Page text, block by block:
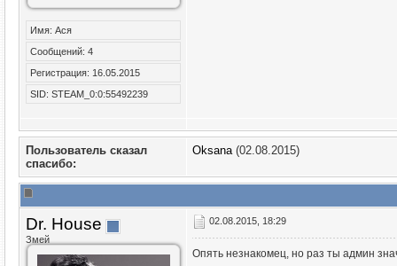
Имя: Ася
Сообщений: 4
Регистрация: 16.05.2015
SID: STEAM_0:0:55492239
Пользователь сказал
cпасибо:
Oksana(02.08.2015)
Dr. House
Змей
02.08.2015, 18:29
Опять незнакомец, но раз ты админ